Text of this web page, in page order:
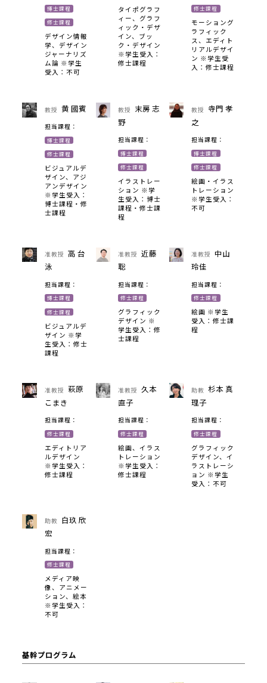
博士課程
修士課程
デザイン情報
学、デザイン
ジャーナリズ
ム論 ※学生
受入：不可
タイポグラフ
ィー、グラフ
ィック・デザ
イン、ブッ
ク・デザイン
※学生受入：
修士課程
修士課程
モーショング
ラフィック
ス、エディト
リアルデザイ
ン ※学生受
入：修士課程
教授 黄 國賓
担当課程：
博士課程
修士課程
ビジュアルデ
ザイン、アジ
アンデザイン
※学生受入：
博士課程・修
士課程
教授
末房 志
野
担当課程：
博士課程
修士課程
イラストレー
ション ※学
生受入：博士
課程・修士課
程
教授
寺門 孝
之
担当課程：
博士課程
修士課程
絵画・イラス
トレーション
※学生受入：
不可
准教授
高 台
泳
担当課程：
博士課程
修士課程
ビジュアルデ
ザイン ※学
生受入：修士
課程
准教授
近藤
聡
担当課程：
修士課程
グラフィック
デザイン ※
学生受入：修
士課程
准教授
中山
玲佳
担当課程：
修士課程
絵画 ※学生
受入：修士課
程
准教授
萩原
こまき
担当課程：
修士課程
エディトリア
ルデザイン
※学生受入：
修士課程
准教授
久本
直子
担当課程：
修士課程
絵画、イラス
トレーション
※学生受入：
修士課程
助教 杉本 真
理子
担当課程：
修士課程
グラフィック
デザイン、イ
ラストレーシ
ョン ※学生
受入：不可
助教
白玖 欣
宏
担当課程：
修士課程
メディア映
像、アニメー
ション、絵本
※学生受入：
不可
基幹プログラム